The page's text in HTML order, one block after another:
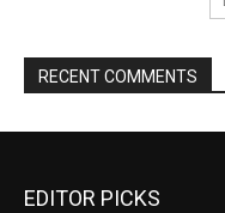
RECENT COMMENTS
EDITOR PICKS